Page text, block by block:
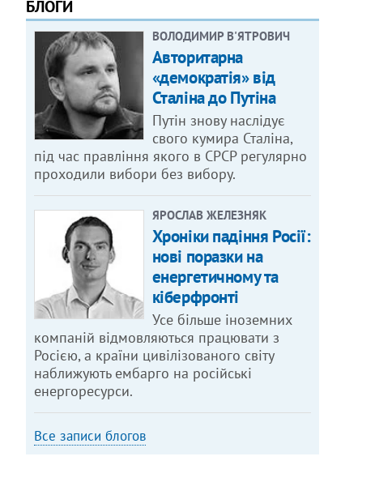
БЛОГИ
ВОЛОДИМИР В'ЯТРОВИЧ
Авторитарна
«демократія» від
Сталіна до Путіна
Путін знову наслідує
свого кумира Сталіна,
під час правління якого в СРСР регулярно
проходили вибори без вибору.
ЯРОСЛАВ ЖЕЛЕЗНЯК
Хроніки падіння Росії:
нові поразки на
енергетичному та
кіберфронті
Усе більше іноземних
компаній відмовляються працювати з
Росією, а країни цивілізованого світу
наближують ембарго на російські
енергоресурси.
Все записи блогов